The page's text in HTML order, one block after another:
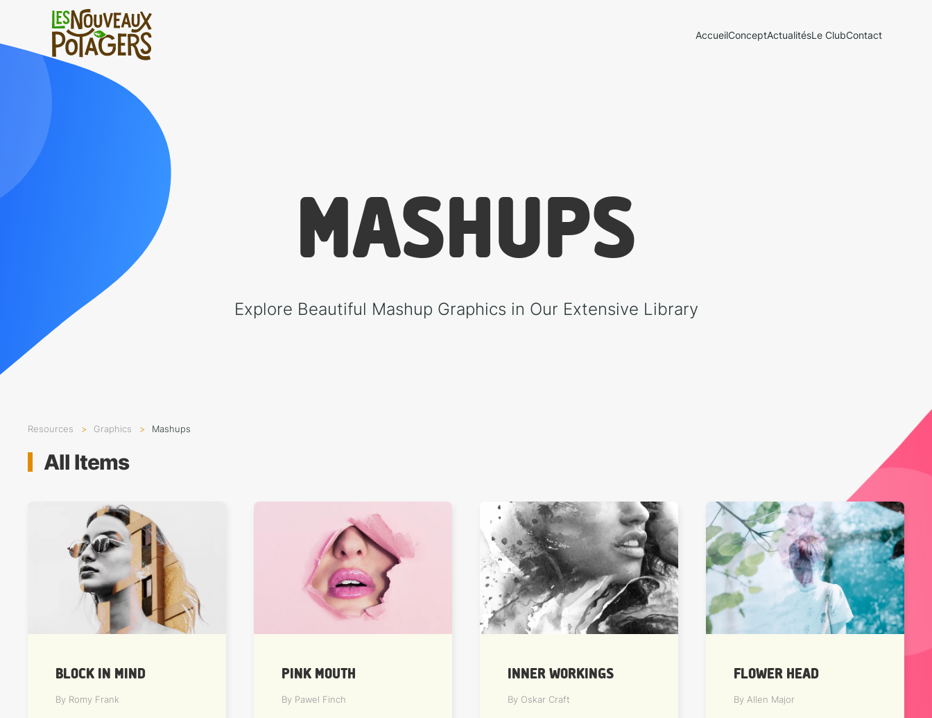
AccueilConceptActualitésLe ClubContact
MASHUPS
Explore Beautiful Mashup Graphics in Our Extensive Library
Resources Graphics Mashups
All Items
BLOCK IN MIND
By Romy Frank
PINK MOUTH
By Pawel Finch
INNER WORKINGS
By Oskar Craft
FLOWER HEAD
By Allen Major